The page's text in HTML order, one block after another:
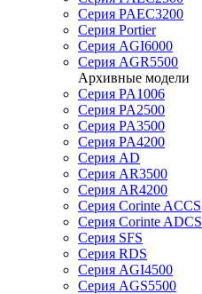
Серия PAEC3200
Серия Portier
Серия AGI6000
Серия AGR5500
Архивные модели
Серия PA1006
Серия PA2500
Серия PA3500
Серия PA4200
Серия AD
Серия AR3500
Серия AR4200
Серия Corinte ACCS
Серия Corinte ADCS
Серия SFS
Серия RDS
Серия AGI4500
Серия AGS5500